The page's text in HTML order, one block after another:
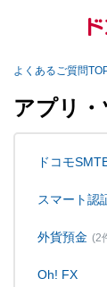
よくあるご質問
アプリ
ドコモ
スマート認
外貨預金 (2
Oh! FX